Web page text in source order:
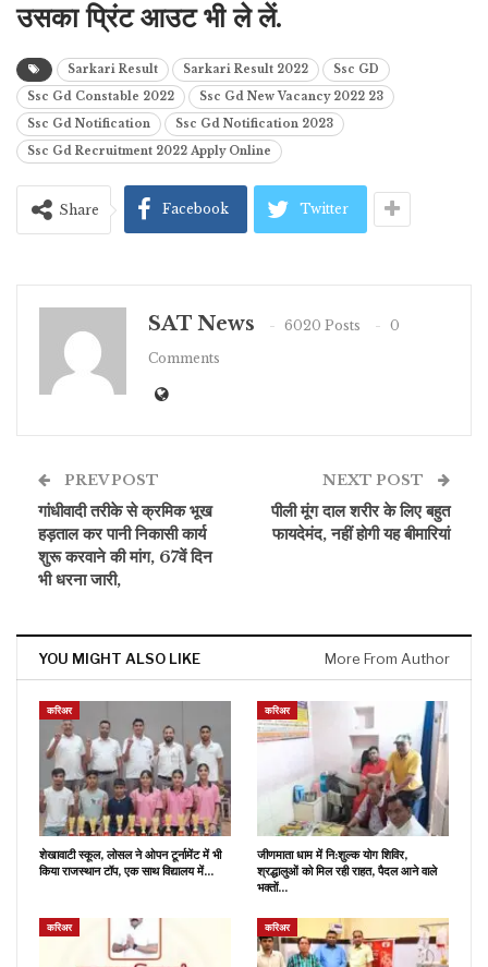
उसका प्रिंट आउट भी ले लें.
Sarkari Result Sarkari Result 2022
Ssc GD
Ssc Gd Constable 2022
Ssc Gd New Vacancy 2022 23
Ssc Gd Notification
Ssc Gd Notification 2023
Ssc Gd Recruitment 2022 Apply Online
Share Facebook Twitter
SAT News 6020 Posts
0
Comments
PREV POST
गांधीवादी तरीके से क्रमिक भूख
हड़ताल कर पानी निकासी कार्य
शुरू करवाने की मांग, 67वें दिन
भी धरना जारी,
NEXT POST
पीली मूंग दाल शरीर के लिए बहुत
फायदेमंद, नहीं होगी यह बीमारियां
YOU MIGHT ALSO LIKE More From Author
करिअर
शेखावाटी स्कूल, लोसल ने ओपन टूर्नामेंट में भी
किया राजस्थान टॉप, एक साथ विद्यालय में…
करिअर
जीणमाता धाम में नि:शुल्क योग शिविर,
श्रद्धालुओं को मिल रही राहत, पैदल आने वाले
भक्तों…
करिअर करिअर